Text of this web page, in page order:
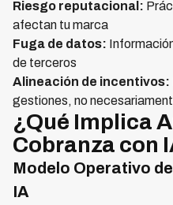
Riesgo reputacional:
afectan tu marca
Fuga de datos:
de terceros
Alineación de incentivos:
gestiones, no
¿Qué Implica
Cobranza con
Modelo Operativo
IA